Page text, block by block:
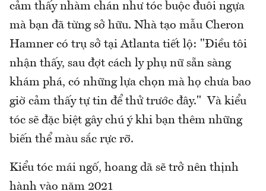
cảm thấy nhàm chán như tóc buộc đuôi ngựa
mà bạn đã từng sở hữu. Nhà tạo mẫu Cheron
Hamner có trụ sở tại Atlanta tiết lộ: "Điều tôi
nhận thấy, sau đợt cách ly phụ nữ sẵn sàng
khám phá, có những lựa chọn mà họ chưa bao
giờ cảm thấy tự tin để thử trước đây." Và kiểu
tóc sẽ đặc biệt gây chú ý khi bạn thêm những
biến thể màu sắc rực rỡ.
Kiểu tóc mái ngố, hoang dã sẽ trở nên thịnh
hành vào năm 2021